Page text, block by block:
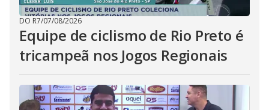
DO R7/07/08/2026
Equipe de ciclismo de Rio Preto é
tricampeã nos Jogos Regionais